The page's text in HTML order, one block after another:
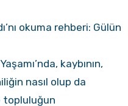
okuma rehberi: Gülün
kaybının,
nasıl olup da
topluluğun